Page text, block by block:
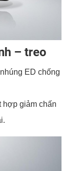
– treo
ED chống
hợp giảm chấn